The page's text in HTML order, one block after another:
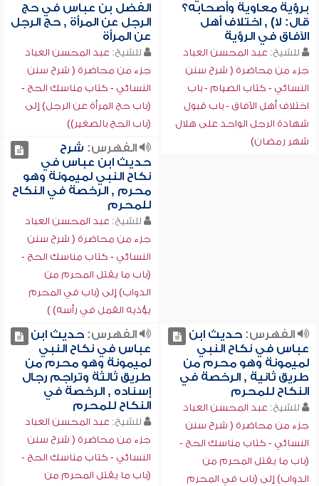
برؤية معاوية وأصحابه؟
قال: لا) , اختلاف أهل
الآفاق في الرؤية
للشيخ: عبد المحسن العباد
جزء من محاضرة ( شرح سنن
النسائي - كتاب الصيام - باب
اختلاف أهل الآفاق - باب قبول
شهادة الرجل الواحد على هلال
شهر رمضان)
الفضل بن عباس في حج
الرجل عن المرأة , حج الرجل
عن المرأة
للشيخ: عبد المحسن العباد
جزء من محاضرة ( شرح سنن
النسائي - كتاب مناسك الحج -
(باب حج المرأة عن الرجل) إلى
(باب الحج بالصغير))
الفهرس: شرح
حديث ابن عباس في
نكاح النبي لميمونة وهو
محرم , الرخصة في النكاح
للمحرم
للشيخ: عبد المحسن العباد
جزء من محاضرة ( شرح سنن
النسائي - كتاب مناسك الحج -
(باب ما يقتل المحرم من
الدواب) إلى (باب في المحرم
يؤذيه القمل في رأسه) )
الفهرس:حديث ابن
عباس في نكاح النبي
لميمونة وهو محرم من
طريق ثانية , الرخصة في
النكاح للمحرم
للشيخ: عبد المحسن العباد
جزء من محاضرة ( شرح سنن
النسائي - كتاب مناسك الحج -
(باب ما يقتل المحرم من
الدواب) إلى (باب في المحرم
الفهرس:حديث ابن
عباس في نكاح النبي
لميمونة وهو محرم من
طريق ثالثة وتراجم رجال
إسناده , الرخصة في
النكاح للمحرم
للشيخ: عبد المحسن العباد
جزء من محاضرة ( شرح سنن
النسائي - كتاب مناسك الحج -
(باب ما يقتل المحرم من